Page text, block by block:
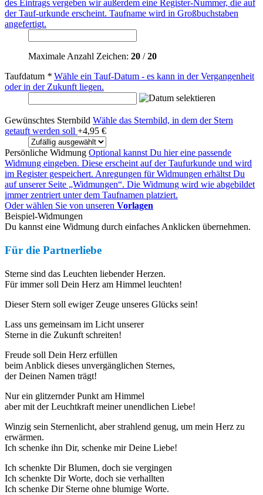
des Eintrags vergeben wir außerdem eine Register-Nummer, die auf
der Tauf-urkunde erscheint. Taufname wird in Großbuchstaben
angefertigt.
Maximale Anzahl Zeichen: 20 /20
Taufdatum * Wähle ein Tauf-Datum - es kann in der Vergangenheit
oder in der Zukunft liegen.
Gewünschtes Sternbild Wähle das Sternbild, in dem der Stern
getauft werden soll +4,95 €
Persönliche Widmung Optional kannst Du hier eine passende
Widmung eingeben. Diese erscheint auf der Taufurkunde und wird
im Register gespeichert. Anregungen für Widmungen erhältst Du
auf unserer Seite „Widmungen“. Die Widmung wird wie abgebildet
immer zentriert unter dem Taufnamen platziert.
Oder wählen Sie von unseren Vorlagen
Beispiel-Widmungen
Du kannst eine Widmung durch einfaches Anklicken übernehmen.
Für die Partnerliebe
Sterne sind das Leuchten liebender Herzen.
Für immer soll Dein Herz am Himmel leuchten!
Dieser Stern soll ewiger Zeuge unseres Glücks sein!
Lass uns gemeinsam im Licht unserer
Sterne in die Zukunft schreiten!
Freude soll Dein Herz erfüllen
beim Anblick dieses unvergänglichen Sternes,
der Deinen Namen trägt!
Nur ein glitzernder Punkt am Himmel
aber mit der Leuchtkraft meiner unendlichen Liebe!
Winzig sein Sternenlicht, aber strahlend genug, um mein Herz zu
erwärmen.
Ich schenke ihn Dir, schenke mir Deine Liebe!
Ich schenkte Dir Blumen, doch sie vergingen
Ich schenkte Dir Worte, doch sie verhallten
Ich schenke Dir Sterne ohne blumige Worte.